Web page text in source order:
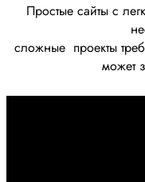
Простые сайты с
сложные проекты
может